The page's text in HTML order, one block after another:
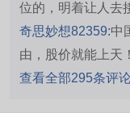
位的，明着让人去
奇思妙想82359:中
由，股价就能上天
查看全部295条评